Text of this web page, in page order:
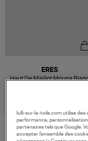
ERES
Haut De Maillot Mouna
lulli-sur-la-toile.com utilise
performance,
partenaires tels que Google.
accepter l’ensemble des